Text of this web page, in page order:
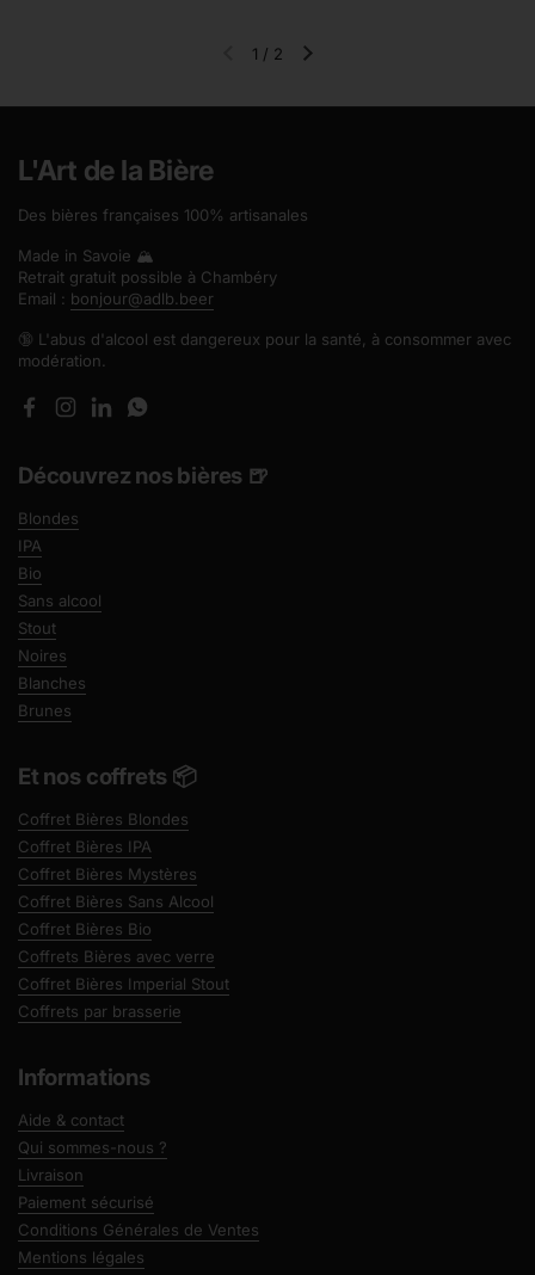
Diapositive précédente
Diapositive suivante
1 / 2
L'Art de la Bière
Des bières françaises 100% artisanales
Made in Savoie 🏔️
Retrait gratuit possible à Chambéry
Email : bonjour@adlb.beer
🔞 L'abus d'alcool est dangereux pour la santé, à consommer avec
modération.
FacebookInstagram
LinkedInWhatsApp
Découvrez nos bières 🍺
Blondes
IPA
Bio
Sans alcool
Stout
Noires
Blanches
Brunes
Et nos coffrets 📦
Coffret Bières Blondes
Coffret Bières IPA
Coffret Bières Mystères
Coffret Bières Sans Alcool
Coffret Bières Bio
Coffrets Bières avec verre
Coffret Bières Imperial Stout
Coffrets par brasserie
Informations
Aide & contact
Qui sommes-nous ?
Livraison
Paiement sécurisé
Conditions Générales de Ventes
Mentions légales